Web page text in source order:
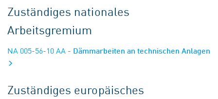
Zuständiges nationales
Arbeitsgremium
NA 005-56-10 AA - Dämmarbeiten an technischen Anlagen
Zuständiges europäisches